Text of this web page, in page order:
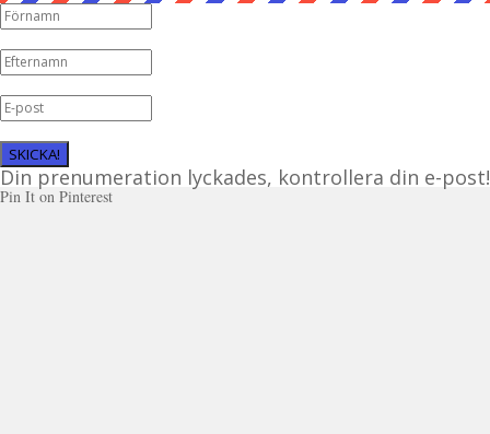
SKICKA!
Din prenumeration lyckades, kontrollera din e-post!
Pin It on Pinterest